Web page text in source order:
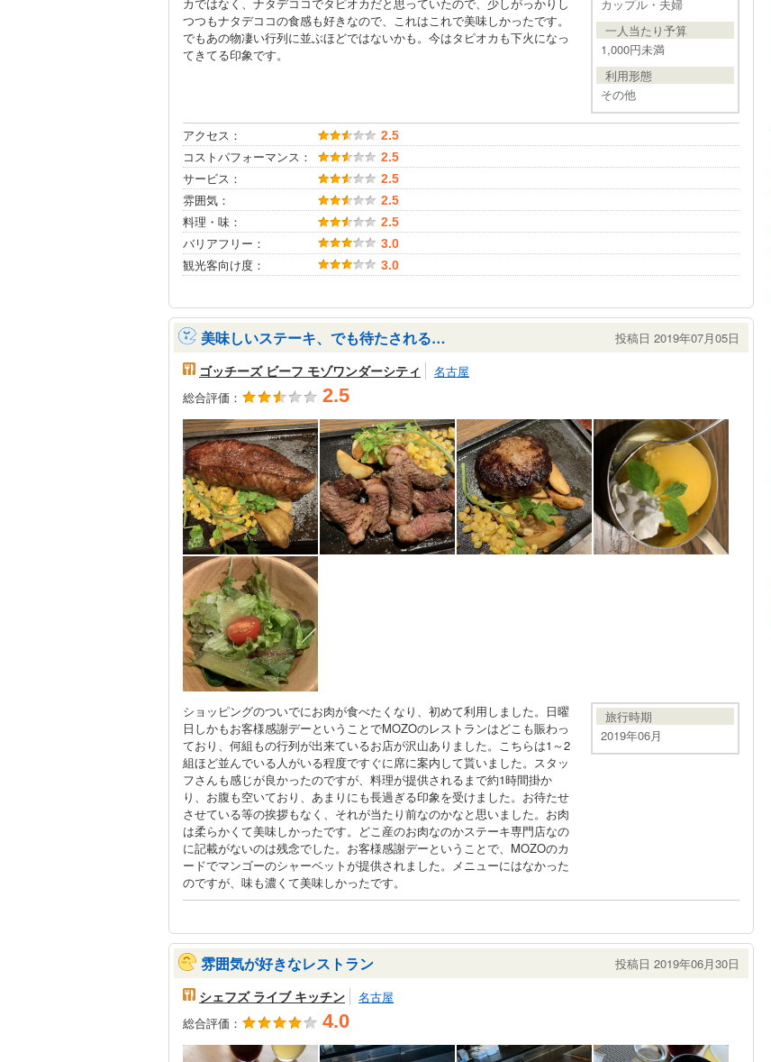
つつもナタデココの食感も好きなので、これはこれで美味しかったです。
でもあの物凄い行列に並ぶほどではないかも。今はタピオカも下火になっ
てきてる印象です。
カップル・夫婦
一人当たり予算
1,000円未満
利用形態
その他
アクセス： 2.5
コストパフォーマンス： 2.5
サービス： 2.5
雰囲気： 2.5
料理・味： 2.5
バリアフリー： 3.0
観光客向け度： 3.0
美味しいステーキ、でも待たされる… 投稿日 2019年07月05日
ゴッチーズ ビーフ モゾワンダーシティ
名古屋
総合評価：
2.5
ショッピングのついでにお肉が食べたくなり、初めて利用しました。日曜
日しかもお客様感謝デーということでMOZOのレストランはどこも賑わっ
ており、何組もの行列が出来ているお店が沢山ありました。こちらは1～2
組ほど並んでいる人がいる程度ですぐに席に案内して貰いました。スタッ
フさんも感じが良かったのですが、料理が提供されるまで約1時間掛か
り、お腹も空いており、あまりにも長過ぎる印象を受けました。お待たせ
させている等の挨拶もなく、それが当たり前なのかなと思いました。お肉
は柔らかくて美味しかったです。どこ産のお肉なのかステーキ専門店なの
に記載がないのは残念でした。お客様感謝デーということで、MOZOのカ
ードでマンゴーのシャーベットが提供されました。メニューにはなかった
のですが、味も濃くて美味しかったです。
旅行時期
2019年06月
雰囲気が好きなレストラン 投稿日 2019年06月30日
シェフズ ライブ キッチン
名古屋
総合評価：
4.0